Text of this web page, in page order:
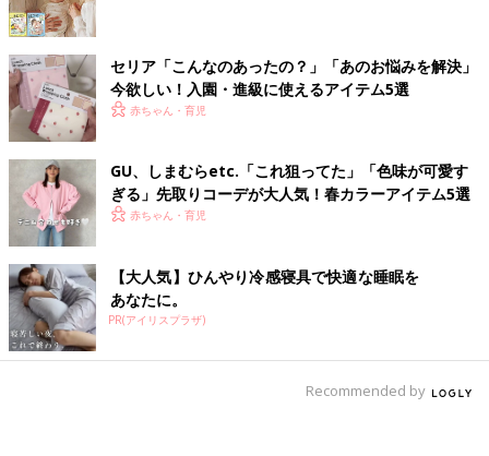
セリア「こんなのあったの？」「あのお悩みを解決」
今欲しい！入園・進級に使えるアイテム5選
赤ちゃん・育児
GU、しまむらetc.「これ狙ってた」「色味が可愛す
ぎる」先取りコーデが大人気！春カラーアイテム5選
赤ちゃん・育児
【大人気】ひんやり冷感寝具で快適な睡眠を
あなたに。
PR(アイリスプラザ)
Recommended by